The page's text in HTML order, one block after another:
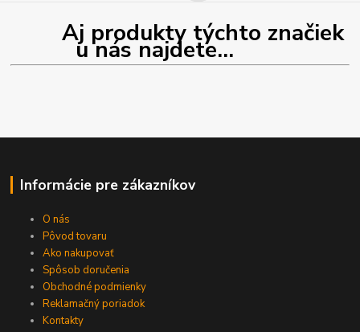
Aj produkty týchto značiek
u nás najdete...
Informácie pre zákazníkov
O nás
Pôvod tovaru
Ako nakupovať
Spôsob doručenia
Obchodné podmienky
Reklamačný poriadok
Kontakty